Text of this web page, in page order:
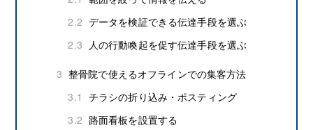
2.2 データを検証できる伝達手段を選ぶ
2.3 人の行動喚起を促す伝達手段を選ぶ
3 整骨院で使えるオフラインでの集客方法
3.1 チラシの折り込み・ポスティング
3.2 路面看板を設置する